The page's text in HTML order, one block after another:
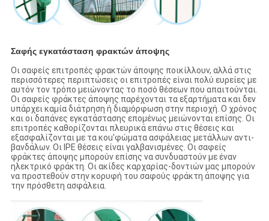
Σαφής εγκατάσταση φρακτών άποψης
Οι σαφείς επιτροπές φρακτών άποψης ποικίλλουν, αλλά στις
περισσότερες περιπτώσεις οι επιτροπές είναι πολύ ευρείες με
αυτόν τον τρόπο μειώνοντας το ποσό θέσεων που απαιτούνται.
Οι σαφείς φράκτες άποψης παρέχονται τα εξαρτήματα και δεν
υπάρχει καμία διάτρηση ή διαμόρφωση στην περιοχή. Ο χρόνος
και οι δαπάνες εγκατάστασης επομένως μειώνονται επίσης. Οι
επιτροπές καθορίζονται πλευρικά επάνω στις θέσεις και
εξασφαλίζονται με τα κοu'φώματα ασφάλειας μετάλλων αντι-
βανδάλων. Οι IPE θέσεις είναι γαλβανισμένες. Οι σαφείς
φράκτες άποψης μπορούν επίσης να συνδυαστούν με έναν
ηλεκτρικό φράκτη. Οι ακίδες καρχαρίας-δοντιών μας μπορούν
να προστεθούν στην κορυφή του σαφούς φράκτη άποψης για
την πρόσθετη ασφάλεια.